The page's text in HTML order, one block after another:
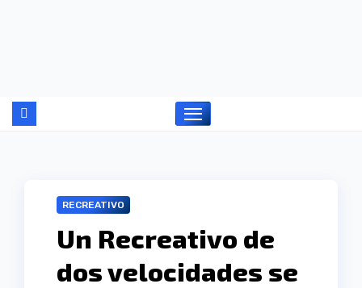
RECREATIVO
Un Recreativo de
dos velocidades se